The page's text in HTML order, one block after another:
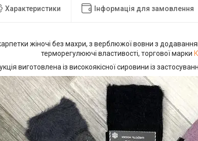
Характеристики Інформація для замовлення
жіночі без махри, з верблюжої вовни з
терморегулюючі властивості, торгової марки
виготовлена із високоякісної сировини із